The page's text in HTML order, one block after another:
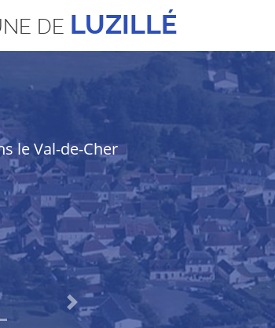
DE LUZILLÉ
le Val-de-Cher
Next